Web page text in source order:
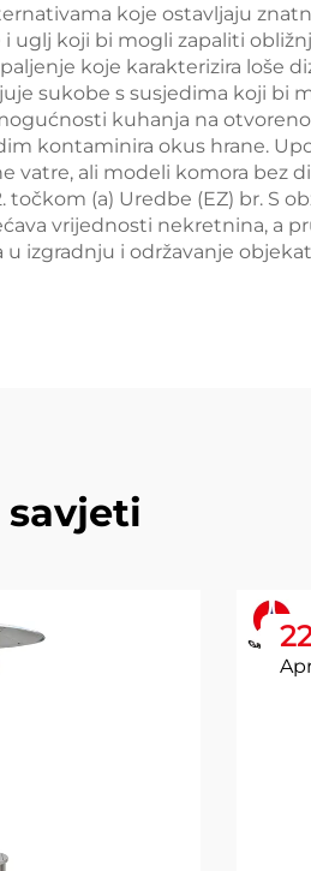
koje ostavljaju
uglj koji bi mogli zapaliti
koje karakterizira loše
sukobe s susjedima koji bi
kuhanja na
kontaminira okus hrane.
vatre, ali modeli komora bez
(a) Uredbe (EZ) br. S
vrijednosti nekretnina, a
i održavanje